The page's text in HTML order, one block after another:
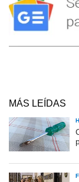
MÁS LEÍDAS